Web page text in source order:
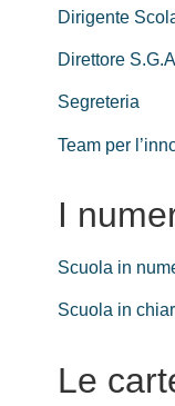
Dirigente
Direttore
Segreteria
Team per
I
Scuola in
Scuola in
Le